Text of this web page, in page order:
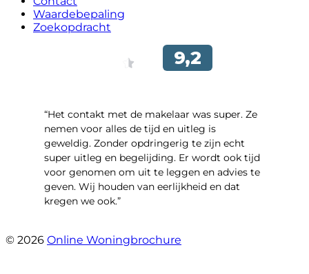
Waardebepaling
Zoekopdracht
“Het contakt met de makelaar was super. Ze
nemen voor alles de tijd en uitleg is
geweldig. Zonder opdringerig te zijn echt
super uitleg en begelijding. Er wordt ook tijd
voor genomen om uit te leggen en advies te
geven. Wij houden van eerlijkheid en dat
kregen we ook.”
© 2026 Online Woningbrochure